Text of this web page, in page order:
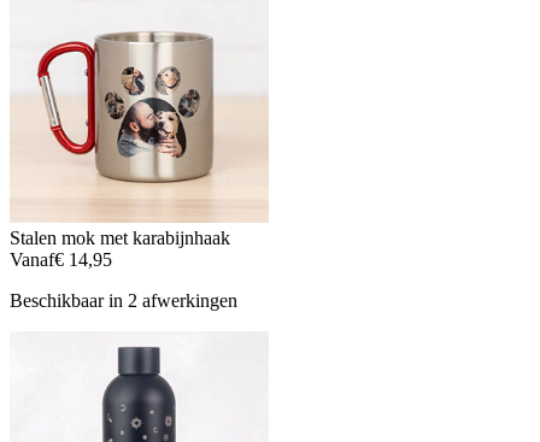
Stalen mok met karabijnhaak
Vanaf€ 14,95
Beschikbaar in 2 afwerkingen